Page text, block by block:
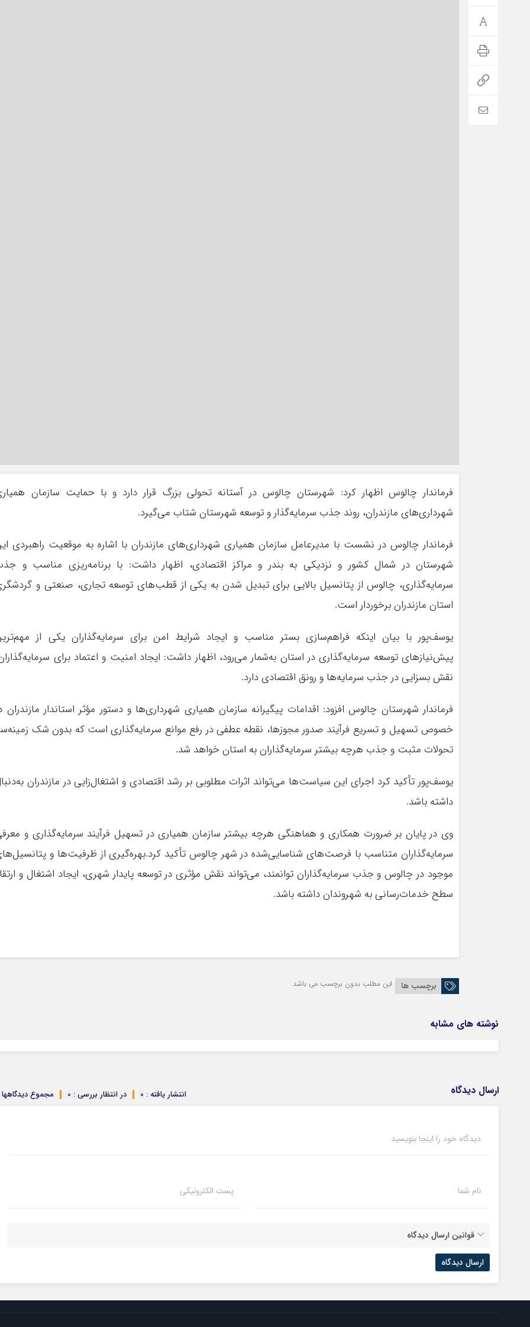
فرماندار چالوس اظهار کرد: شهرستان چالوس در آستانه تحولی بزرگ قرار دارد و با حمایت سازمان
شهرداری‌های مازندران، روند جذب سرمایه‌گذار و توسعه شهرستان شتاب می‌گیرد.
فرماندار چالوس در نشست با مدیرعامل سازمان همیاری شهرداری‌های مازندران با اشاره به موقعیت راهبردی
شهرستان در شمال کشور و نزدیکی به بندر و مراکز اقتصادی، اظهار داشت: با برنامه‌ریزی مناسب و
سرمایه‌گذاری، چالوس از پتانسیل بالایی برای تبدیل شدن به یکی از قطب‌های توسعه تجاری، صنعتی و
استان مازندران برخوردار است.
یوسف‌پور با بیان اینکه فراهم‌سازی بستر مناسب و ایجاد شرایط امن برای سرمایه‌گذاران یکی از
پیش‌نیازهای توسعه سرمایه‌گذاری در استان به‌شمار می‌رود، اظهار داشت: ایجاد امنیت و اعتماد برای
نقش بسزایی در جذب سرمایه‌ها و رونق اقتصادی دارد.
فرماندار شهرستان چالوس افزود: اقدامات پیگیرانه سازمان همیاری شهرداری‌ها و دستور مؤثر استاندار مازندران
خصوص تسهیل و تسریع فرآیند صدور مجوزها، نقطه عطفی در رفع موانع سرمایه‌گذاری است که بدون شک
تحولات مثبت و جذب هرچه بیشتر سرمایه‌گذاران به استان خواهد شد.
یوسف‌پور تأکید کرد اجرای این سیاست‌ها می‌تواند اثرات مطلوبی بر رشد اقتصادی و اشتغال‌زایی در مازندران
داشته باشد.
وی در پایان بر ضرورت همکاری و هماهنگی هرچه بیشتر سازمان همیاری در تسهیل فرآیند سرمایه‌گذاری و
سرمایه‌گذاران متناسب با فرصت‌های شناسایی‌شده در شهر چالوس تأکید کرد.بهره‌گیری از ظرفیت‌ها و
موجود در چالوس و جذب سرمایه‌گذاران توانمند، می‌تواند نقش مؤثری در توسعه پایدار شهری، ایجاد اشتغال و
سطح خدمات‌رسانی به شهروندان داشته باشد.
برچسب ها این مطلب بدون برچسب می باشد.
نوشته های مشابه
ارسال دیدگاه مجموع دیدگاهها در انتظار بررسی : 0 انتشار یافته : 0
دیدگاه خود را اینجا بنویسید
نام شما پست الکترونیکی
قوانین ارسال دیدگاه